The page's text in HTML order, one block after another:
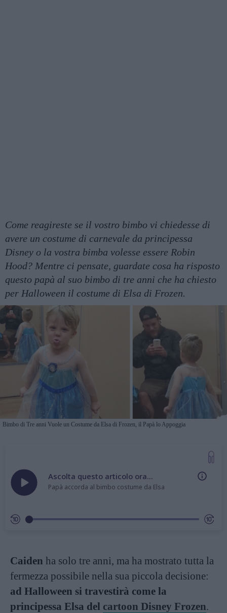
Come reagireste se il vostro bimbo vi chiedesse di
avere un costume di carnevale da principessa
Disney o la vostra bimba volesse essere Robin
Hood? Mentre ci pensate, guardate cosa ha risposto
questo papà al suo bimbo di tre anni che ha chiesto
per Halloween il costume di Elsa di Frozen.
Bimbo di Tre anni Vuole un Costume da Elsa di Frozen, il Papà lo Appoggia
Ascolta questo articolo ora...
Papà accorda al bimbo costume da Elsa
Caiden ha solo tre anni, ma ha mostrato tutta la
fermezza possibile nella sua piccola decisione:
ad Halloween si travestirà come la
principessa Elsa del cartoon Disney Frozen.